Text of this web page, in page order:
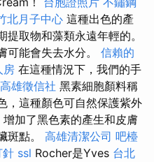
北月子中心 這種出色的產
取物和藻類永遠年輕的。
可能會失去水分。 信賴的
房 在這種情況下，我們的手
高雄徵信社 黑素細胞顏料稱
，這種顏色可自然保護紫外
增加了黑色素的產生和皮膚
斑點。 高雄清潔公司 吧檯
針 ssl Rocher是Yves 台北